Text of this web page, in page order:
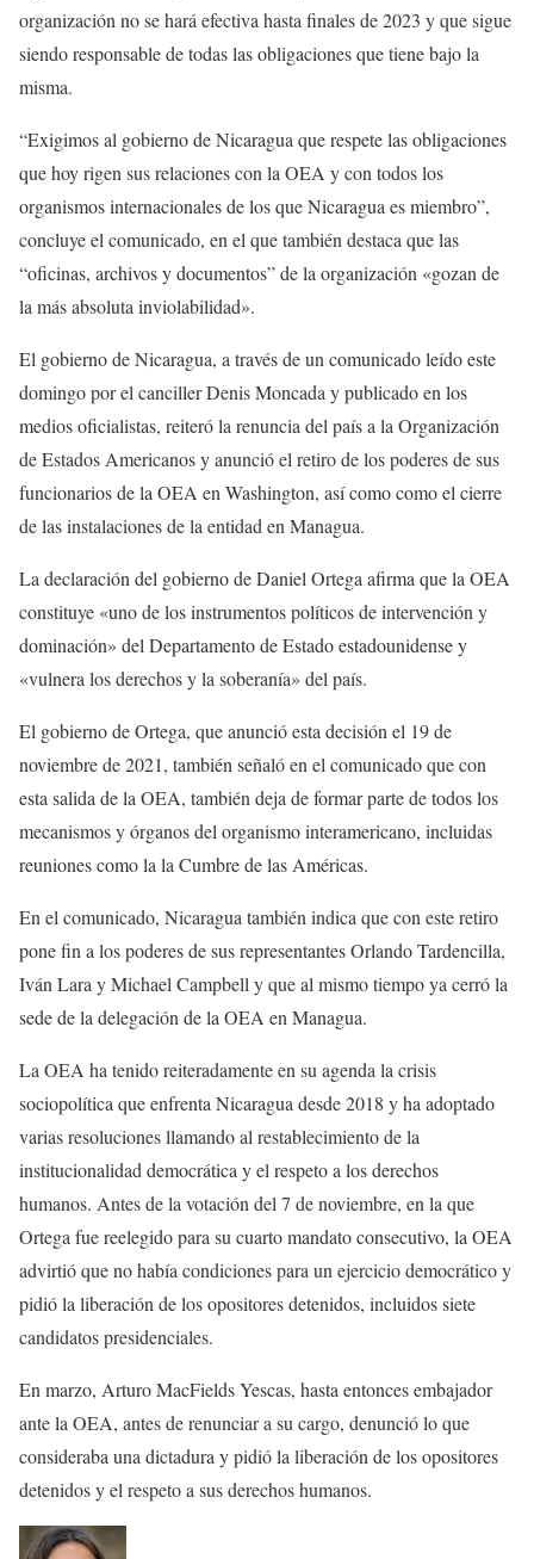
organización no se hará efectiva hasta finales de 2023 y que sigue
siendo responsable de todas las obligaciones que tiene bajo la
misma.
“Exigimos al gobierno de Nicaragua que respete las obligaciones
que hoy rigen sus relaciones con la OEA y con todos los
organismos internacionales de los que Nicaragua es miembro”,
concluye el comunicado, en el que también destaca que las
“oficinas, archivos y documentos” de la organización «gozan de
la más absoluta inviolabilidad».
El gobierno de Nicaragua, a través de un comunicado leído este
domingo por el canciller Denis Moncada y publicado en los
medios oficialistas, reiteró la renuncia del país a la Organización
de Estados Americanos y anunció el retiro de los poderes de sus
funcionarios de la OEA en Washington, así como como el cierre
de las instalaciones de la entidad en Managua.
La declaración del gobierno de Daniel Ortega afirma que la OEA
constituye «uno de los instrumentos políticos de intervención y
dominación» del Departamento de Estado estadounidense y
«vulnera los derechos y la soberanía» del país.
El gobierno de Ortega, que anunció esta decisión el 19 de
noviembre de 2021, también señaló en el comunicado que con
esta salida de la OEA, también deja de formar parte de todos los
mecanismos y órganos del organismo interamericano, incluidas
reuniones como la la Cumbre de las Américas.
En el comunicado, Nicaragua también indica que con este retiro
pone fin a los poderes de sus representantes Orlando Tardencilla,
Iván Lara y Michael Campbell y que al mismo tiempo ya cerró la
sede de la delegación de la OEA en Managua.
La OEA ha tenido reiteradamente en su agenda la crisis
sociopolítica que enfrenta Nicaragua desde 2018 y ha adoptado
varias resoluciones llamando al restablecimiento de la
institucionalidad democrática y el respeto a los derechos
humanos. Antes de la votación del 7 de noviembre, en la que
Ortega fue reelegido para su cuarto mandato consecutivo, la OEA
advirtió que no había condiciones para un ejercicio democrático y
pidió la liberación de los opositores detenidos, incluidos siete
candidatos presidenciales.
En marzo, Arturo MacFields Yescas, hasta entonces embajador
ante la OEA, antes de renunciar a su cargo, denunció lo que
consideraba una dictadura y pidió la liberación de los opositores
detenidos y el respeto a sus derechos humanos.